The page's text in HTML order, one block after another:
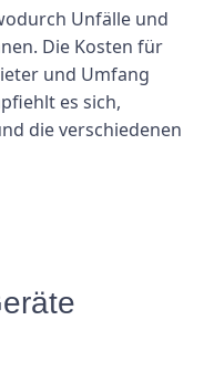
Unfälle und
Die Kosten für
und Umfang
es sich,
die verschiedenen